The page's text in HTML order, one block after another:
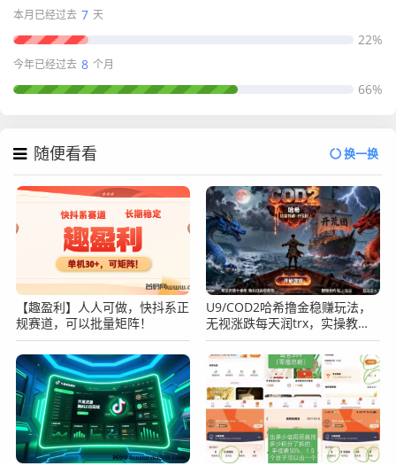
本月已经过去 7 天
22%
今年已经过去 8 个月
66%
随便看看 换一换
【趣盈利】人人可做，快抖系正
规赛道，可以批量矩阵！
U9/COD2哈希撸金稳赚玩法，
无视涨跌每天润trx，实操教
程！